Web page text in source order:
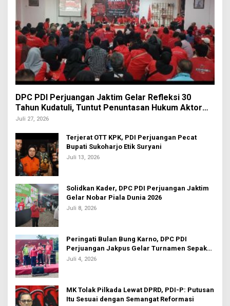
DPC PDI Perjuangan Jaktim Gelar Refleksi 30
Tahun Kudatuli, Tuntut Penuntasan Hukum Aktor
Intelektual
Juli 27, 2026
Terjerat OTT KPK, PDI Perjuangan Pecat
Bupati Sukoharjo Etik Suryani
Juli 13, 2026
Solidkan Kader, DPC PDI Perjuangan Jaktim
Gelar Nobar Piala Dunia 2026
Juli 8, 2026
Peringati Bulan Bung Karno, DPC PDI
Perjuangan Jakpus Gelar Turnamen Sepak
Bola U-20
Juli 4, 2026
MK Tolak Pilkada Lewat DPRD, PDI-P: Putusan
Itu Sesuai dengan Semangat Reformasi